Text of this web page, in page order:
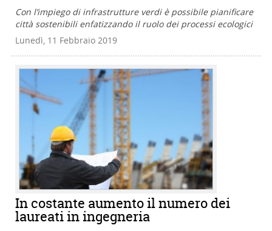
Con l’impiego di infrastrutture verdi è possibile pianificare
città sostenibili enfatizzando il ruolo dei processi ecologici
Lunedì, 11 Febbraio 2019
In costante aumento il numero dei
laureati in ingegneria